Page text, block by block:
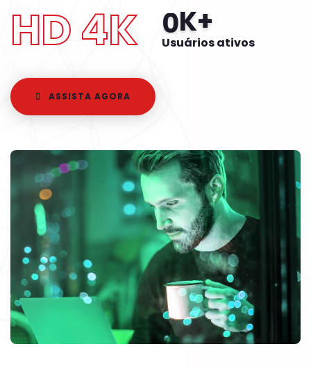
HD 4K 0K+
Usuários ativos
ASSISTA AGORA